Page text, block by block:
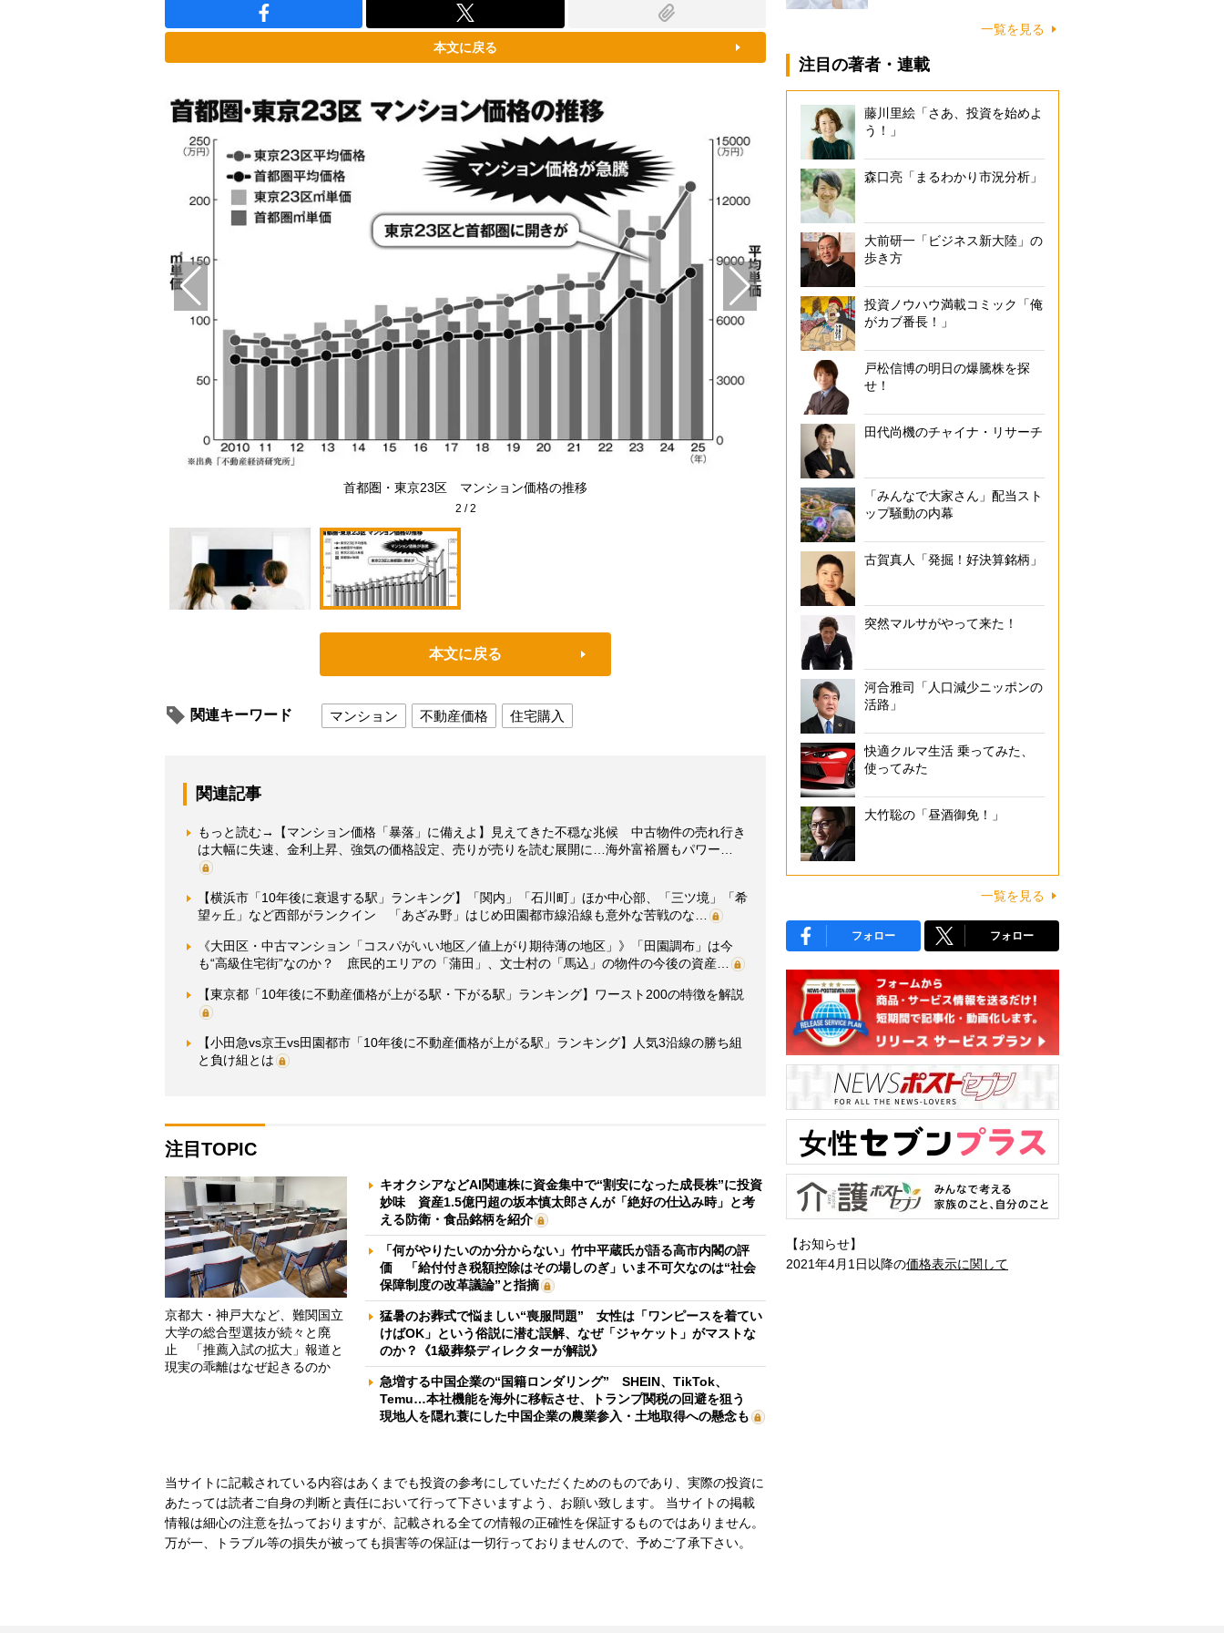
本文に戻る
首都圏・東京23区 マンション価格の推移
2 /2
本文に戻る
関連キーワード マンション 不動産価格 住宅購入
関連記事
もっと読む→【マンション価格「暴落」に備えよ】見えてきた不穏な兆候 中古物件の売れ行き
は大幅に失速、金利上昇、強気の価格設定、売りが売りを読む展開に…海外富裕層もパワー…
【横浜市「10年後に衰退する駅」ランキング】「関内」「石川町」ほか中心部、「三ツ境」「希
望ヶ丘」など西部がランクイン 「あざみ野」はじめ田園都市線沿線も意外な苦戦のな…
《大田区・中古マンション「コスパがいい地区／値上がり期待薄の地区」》「田園調布」は今
も“高級住宅街”なのか？ 庶民的エリアの「蒲田」、文士村の「馬込」の物件の今後の資産…
【東京都「10年後に不動産価格が上がる駅・下がる駅」ランキング】ワースト200の特徴を解説
【小田急vs京王vs田園都市「10年後に不動産価格が上がる駅」ランキング】人気3沿線の勝ち組
と負け組とは
注目TOPIC
京都大・神戸大など、難関国立
大学の総合型選抜が続々と廃
止 「推薦入試の拡大」報道と
現実の乖離はなぜ起きるのか
キオクシアなどAI関連株に資金集中で“割安になった成長株”に投資
妙味 資産1.5億円超の坂本慎太郎さんが「絶好の仕込み時」と考
える防衛・食品銘柄を紹介
「何がやりたいのか分からない」竹中平蔵氏が語る高市内閣の評
価 「給付付き税額控除はその場しのぎ」いま不可欠なのは“社会
保障制度の改革議論”と指摘
猛暑のお葬式で悩ましい“喪服問題” 女性は「ワンピースを着てい
けばOK」という俗説に潜む誤解、なぜ「ジャケット」がマストな
のか？《1級葬祭ディレクターが解説》
急増する中国企業の“国籍ロンダリング” SHEIN、TikTok、
Temu…本社機能を海外に移転させ、トランプ関税の回避を狙う
現地人を隠れ蓑にした中国企業の農業参入・土地取得への懸念も
当サイトに記載されている内容はあくまでも投資の参考にしていただくためのものであり、実際の投資に
あたっては読者ご自身の判断と責任において行って下さいますよう、お願い致します。 当サイトの掲載
情報は細心の注意を払っておりますが、記載される全ての情報の正確性を保証するものではありません。
万が一、トラブル等の損失が被っても損害等の保証は一切行っておりませんので、予めご了承下さい。
一覧を見る
注目の著者・連載
藤川里絵「さあ、投資を始めよ
う！」
森口亮「まるわかり市況分析」
大前研一「ビジネス新大陸」の
歩き方
投資ノウハウ満載コミック「俺
がカブ番長！」
戸松信博の明日の爆騰株を探
せ！
田代尚機のチャイナ・リサーチ
「みんなで大家さん」配当スト
ップ騒動の内幕
古賀真人「発掘！好決算銘柄」
突然マルサがやって来た！
河合雅司「人口減少ニッポンの
活路」
快適クルマ生活 乗ってみた、
使ってみた
大竹聡の「昼酒御免！」
一覧を見る
フォロー フォロー
【お知らせ】
2021年4月1日以降の価格表示に関して